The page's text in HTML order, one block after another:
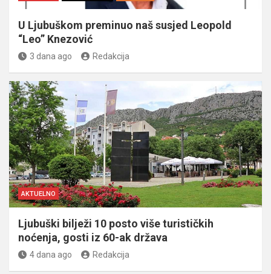
U Ljubuškom preminuo naš susjed Leopold
“Leo” Knezović
3 dana ago Redakcija
AKTUELNO
Ljubuški bilježi 10 posto više turističkih
noćenja, gosti iz 60-ak država
4 dana ago Redakcija